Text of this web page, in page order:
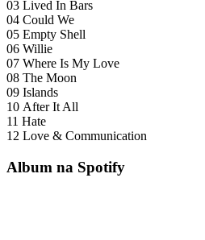
03 Lived In Bars
04 Could We
05 Empty Shell
06 Willie
07 Where Is My Love
08 The Moon
09 Islands
10 After It All
11 Hate
12 Love & Communication
Album na Spotify